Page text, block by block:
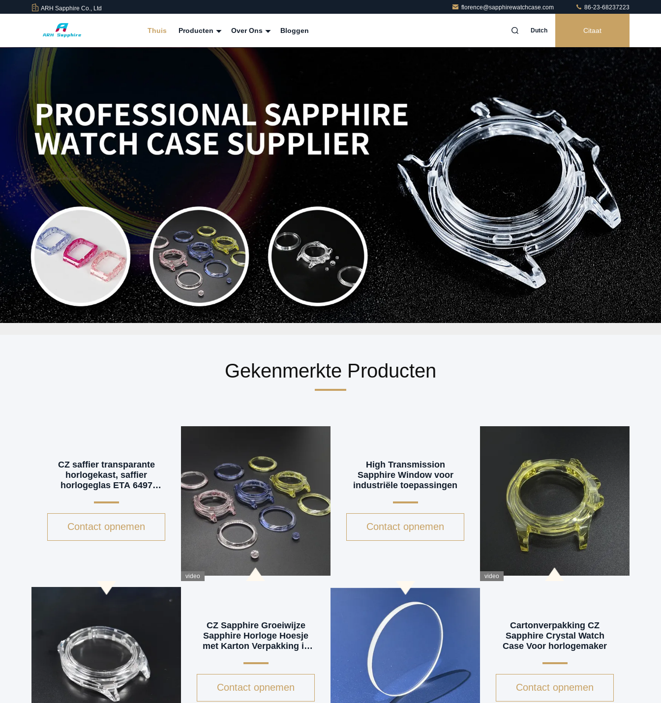
ARH Sapphire Co., Ltd florence@sapphirewatchcase.com 86-23-68237223
Thuis Producten Over Ons Bloggen Dutch Citaat
Gekenmerkte Producten
CZ saffier transparante
horlogekast, saffier
horlogeglas ETA 6497
Contact opnemen
video
CZ Sapphire Groeiwijze
Sapphire Horloge Hoesje
met Karton Verpakking in
Contact opnemen
High Transmission
Sapphire Window voor
industriële toepassingen
Contact opnemen
video
Cartonverpakking CZ
Sapphire Crystal Watch
Case Voor horlogemaker
Contact opnemen